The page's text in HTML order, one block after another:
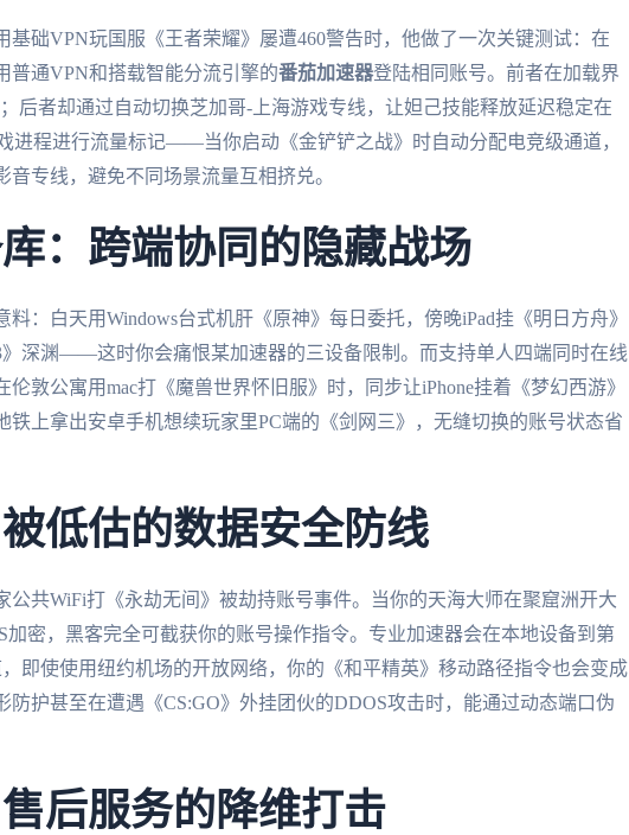
基础VPN玩国服《王者荣耀》屡遭460警告时，他做了一次关键测试：在
普通VPN和搭载智能分流引擎的番茄加速器登陆相同账号。前者在加载界
后者却通过自动切换芝加哥-上海游戏专线，让妲己技能释放延迟稳定在
进程进行流量标记——当你启动《金铲铲之战》时自动分配电竞级通道，
专线，避免不同场景流量互相挤兑。
：跨端协同的隐藏战场
：白天用Windows台式机肝《原神》每日委托，傍晚iPad挂《明日方舟》
深渊——这时你会痛恨某加速器的三设备限制。而支持单人四端同时在线
敦公寓用mac打《魔兽世界怀旧服》时，同步让iPhone挂着《梦幻西游》
铁上拿出安卓手机想续玩家里PC端的《剑网三》，无缝切换的账号状态省
低估的数据安全防线
公共WiFi打《永劫无间》被劫持账号事件。当你的天海大师在聚窟洲开大
加密，黑客完全可截获你的账号操作指令。专业加速器会在本地设备到第
即使使用纽约机场的开放网络，你的《和平精英》移动路径指令也会变成
护甚至在遭遇《CS:GO》外挂团伙的DDOS攻击时，能通过动态端口伪
后服务的降维打击